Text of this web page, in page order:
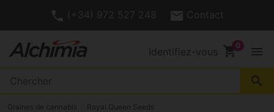
(+34) 972 527 248 Contact
Identifiez-vous shopping_cart menu
search
Graines de cannabis Royal Queen Seeds